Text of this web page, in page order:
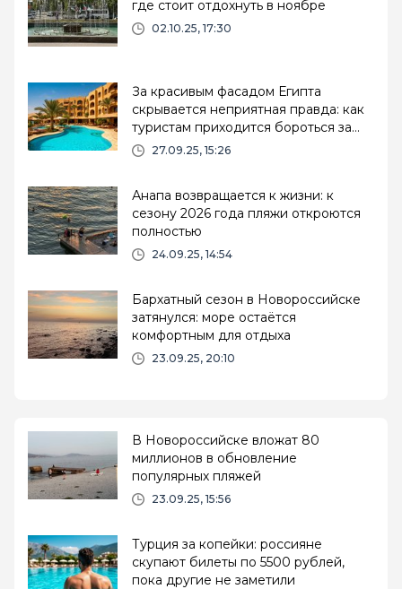
где стоит отдохнуть в ноябре
02.10.25, 17:30
За красивым фасадом Египта
скрывается неприятная правда: как
туристам приходится бороться за
честность
27.09.25, 15:26
Анапа возвращается к жизни: к
сезону 2026 года пляжи откроются
полностью
24.09.25, 14:54
Бархатный сезон в Новороссийске
затянулся: море остаётся
комфортным для отдыха
23.09.25, 20:10
В Новороссийске вложат 80
миллионов в обновление
популярных пляжей
23.09.25, 15:56
Турция за копейки: россияне
скупают билеты по 5500 рублей,
пока другие не заметили